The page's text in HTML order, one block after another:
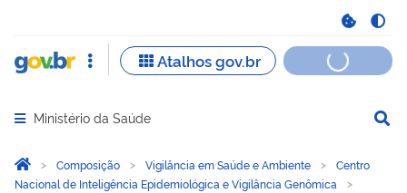
Abrir menu principal de navegação
Ministério da Saúde
Você está aqui:
Página Inicial
Composição Vigilância em Saúde e Ambiente
Centro
Nacional de Inteligência Epidemiológica e Vigilância Genômica